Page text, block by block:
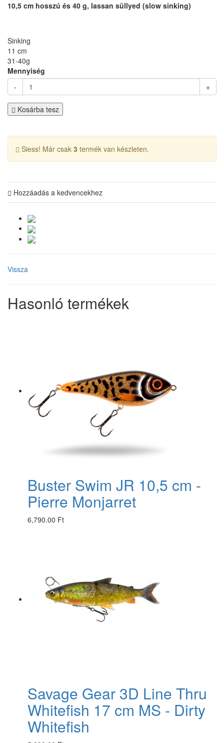
10,5 cm hosszú és 40 g, lassan süllyed (slow sinking)
Sinking
11 cm
31-40g
Mennyiség
-
+
Kosárba tesz
Siess! Már csak 3 termék van készleten.
Hozzáadás a kedvencekhez
Vissza
Hasonló termékek
Buster Swim JR 10,5 cm -
Pierre Monjarret
6,790.00 Ft
Savage Gear 3D Line Thru
Whitefish 17 cm MS - Dirty
Whitefish